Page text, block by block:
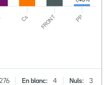
En blanc: 4 Nuls: 3